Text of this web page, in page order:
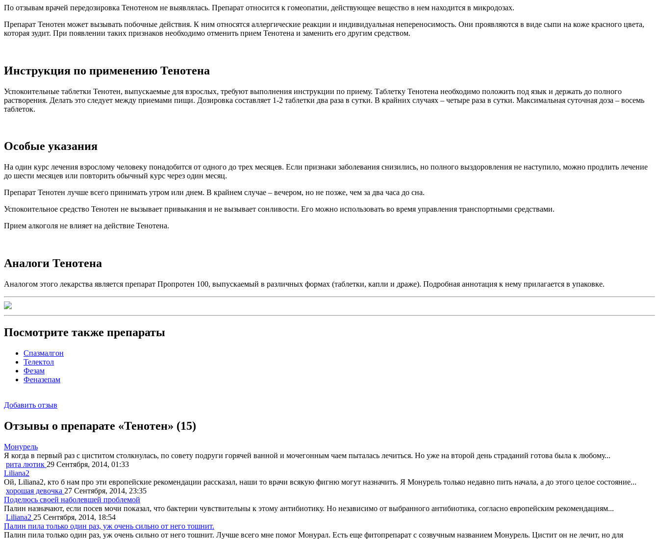
По отзывам врачей передозировка Тенотеном не выявлялась. Препарат относится к гомеопатии, действующее вещество в нем находится в микродозах.
Препарат Тенотен может вызывать побочные действия. К ним относятся аллергические реакции и индивидуальная непереносимость. Они проявляются в виде сыпи на коже красного цвета,
которая зудит. При появлении таких признаков необходимо отменить прием Тенотена и заменить его другим средством.
Инструкция по применению Тенотена
Успокоительные таблетки Тенотен, выпускаемые для взрослых, требуют выполнения инструкции по приему. Таблетку Тенотена необходимо положить под язык и держать до полного
растворения. Делать это следует между приемами пищи. Дозировка составляет 1-2 таблетки два раза в сутки. В крайних случаях – четыре раза в сутки. Максимальная суточная доза – восемь
таблеток.
Особые указания
На один курс лечения взрослому человеку понадобится от одного до трех месяцев. Если признаки заболевания снизились, но полного выздоровления не наступило, можно продлить лечение
до шести месяцев или повторить обычный курс через один месяц.
Препарат Тенотен лучше всего принимать утром или днем. В крайнем случае – вечером, но не позже, чем за два часа до сна.
Успокоительное средство Тенотен не вызывает привыкания и не вызывает сонливости. Его можно использовать во время управления транспортными средствами.
Прием алкоголя не влияет на действие Тенотена.
Аналоги Тенотена
Аналогом этого лекарства является препарат Пропротен 100, выпускаемый в различных формах (таблетки, капли и драже). Подробная аннотация к нему прилагается в упаковке.
Посмотрите также препараты
Спазмалгон
Телектол
Фезам
Феназепам
Добавить отзыв
Отзывы о препарате «Тенотен» (15)
Монурель
Я когда в первый раз с циститом столкнулась, по совету подруги горячей ванной и мочегонным чаем пыталась лечиться. Но уже на второй день страданий готова была к любому...
рита лютик 29 Сентября, 2014, 01:33
Liliana2
Ой, Liliana2, кто б нам про эти европейские рекомендации рассказал, наши то врачи всякую фигню могут назначить. Я Монурель только недавно пить начала, а до этого целое состояние...
хорошая девочка 27 Сентября, 2014, 23:35
Поделюсь своей наболевшей проблемой
Палин назначают, если посев мочи показал, что бактерии чувствительны к этому антибиотику. Но независимо от выбранного антибиотика, согласно европейским рекомендациям...
Liliana2 25 Сентября, 2014, 18:54
Палин пила только один раз, уж очень сильно от него тошнит.
Палин пила только один раз, уж очень сильно от него тошнит. Лучше всего мне помог Монурал. Есть еще фитопрепарат с созвучным названием Монурель. Цистит он не лечит, но для